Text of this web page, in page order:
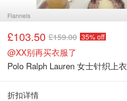
Flannels
£103.50 £159.00 35% off
@XX别再买衣服了
Polo Ralph Lauren 女士针织上衣
折扣详情